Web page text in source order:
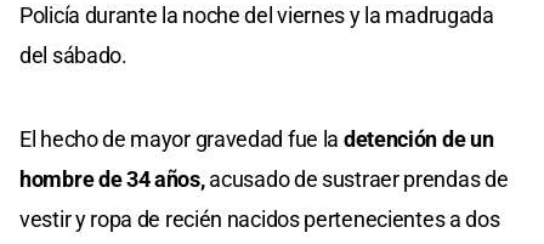
Policía durante la noche del viernes y la madrugada
del sábado.
El hecho de mayor gravedad fue la detención de un
hombre de 34 años,acusado de sustraer prendas de
vestir y ropa de recién nacidos pertenecientes a dos